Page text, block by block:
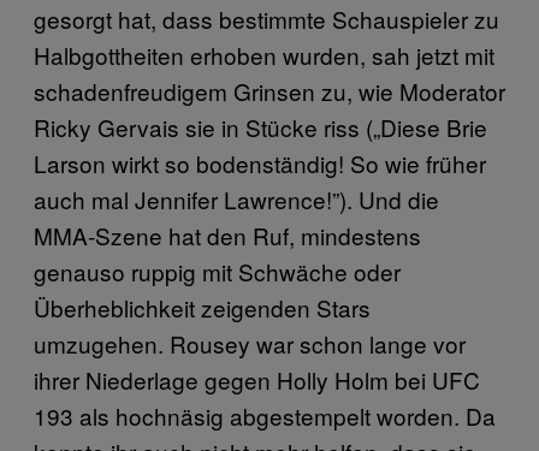
gesorgt hat, dass bestimmte Schauspieler zu
Halbgottheiten erhoben wurden, sah jetzt mit
schadenfreudigem Grinsen zu, wie Moderator
Ricky Gervais sie in Stücke riss („Diese Brie
Larson wirkt so bodenständig! So wie früher
auch mal Jennifer Lawrence!”). Und die
MMA-Szene hat den Ruf, mindestens
genauso ruppig mit Schwäche oder
Überheblichkeit zeigenden Stars
umzugehen. Rousey war schon lange vor
ihrer Niederlage gegen Holly Holm bei UFC
193 als hochnäsig abgestempelt worden. Da